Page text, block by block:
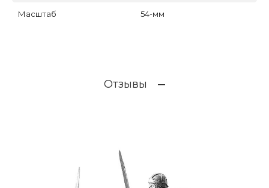
Масштаб 54-мм
Отзывы